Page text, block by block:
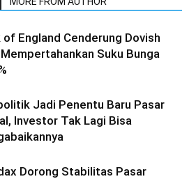
of England Cenderung Dovish
Suku Bunga
Jadi Penentu Baru Pasar
Investor Tak Lagi Bisa
Dorong Stabilitas Pasar